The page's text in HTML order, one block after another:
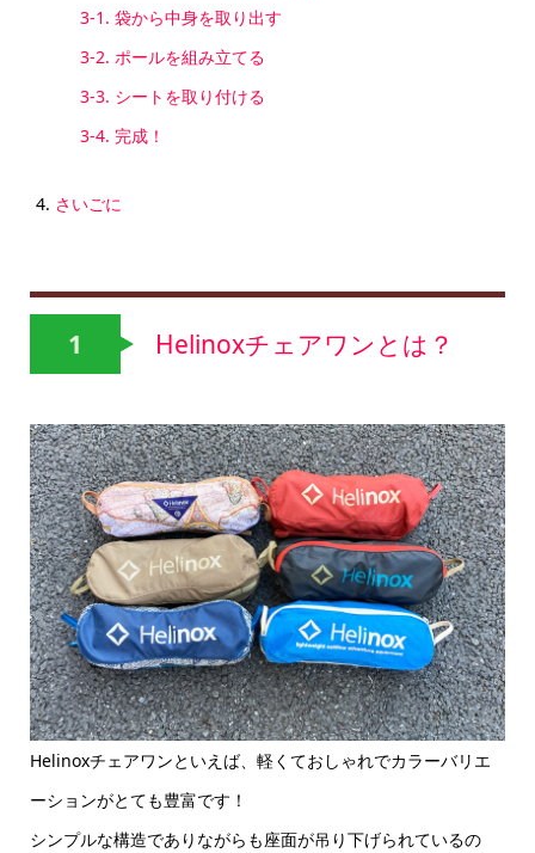
3-1. 袋から中身を取り出す
3-2. ポールを組み立てる
3-3. シートを取り付ける
3-4. 完成！
さいごに
1 Helinoxチェアワンとは？
Helinoxチェアワンといえば、軽くておしゃれでカラーバリエ
ーションがとても豊富です！
シンプルな構造でありながらも座面が吊り下げられているの